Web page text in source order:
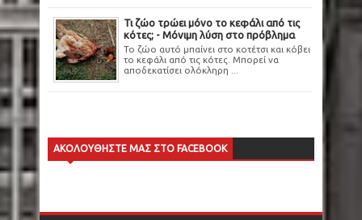
Τι ζώο τρώει μόνο το κεφάλι από τις
κότες; - Μόνιμη λύση στο πρόβλημα
Το ζώο αυτό μπαίνει στο κοτέτσι και κόβει
το κεφάλι από τις κότες. Μπορεί να
αποδεκατίσει ολόκληρη ...
ΑΚΟΛΟΥΘΗΣΤΕ ΜΑΣ ΣΤΟ FACEBOOK